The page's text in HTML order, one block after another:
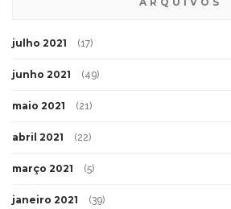
julho 2021 (17)
junho 2021 (49)
maio 2021 (21)
abril 2021 (22)
março 2021 (5)
janeiro 2021 (39)